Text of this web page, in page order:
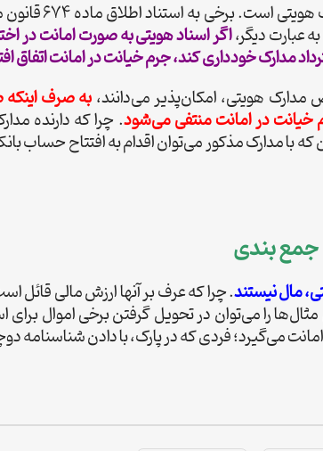
در مقابلِ دیدگاهی که قائل
عبارت دیگر،اگر اسناد هویتی به صورت امانت در
مدارک خودداری کند، جرم خیانت در امانت اتفاق
هویتی، امکان‌پذیر می‌دانند، به صرف
خیانت در امانت منتفی می‌شود. چرا که دارنده
با مدارک مذکور می‌توان اقدام به افتتاح حساب
جمع بندی
مال نیستند. چرا که عرف بر آنها ارزش مالی قائل
را می‌توان در تحویل گرفتن برخی اموال
می‌گیرد؛ فردی که در پارک، با دادن شناسنامه